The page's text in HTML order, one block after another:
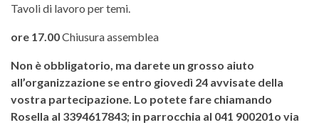
Tavoli di lavoro per temi.
ore 17.00Chiusura assemblea
Non è obbligatorio, ma darete un grosso aiuto
all’organizzazione se entro giovedì 24 avvisate della
vostra partecipazione. Lo potete fare chiamando
Rosella al 3394617843; in parrocchia al 041 900201o via